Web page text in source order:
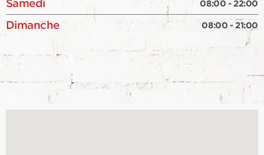
Samedi 08:00 - 22:00
Dimanche 08:00 - 21:00